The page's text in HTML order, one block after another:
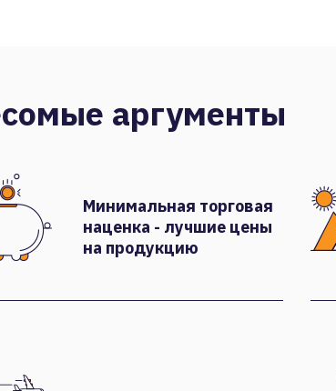
аргументы
Минимальная торговая
наценка - лучшие цены
на продукцию